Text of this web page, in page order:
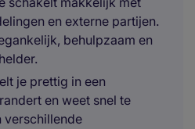
en externe partijen.
behulpzaam en
je prettig in een
en weet snel te
verschillende